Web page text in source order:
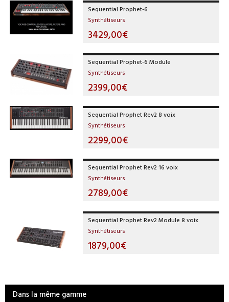
Sequential Prophet-6
Synthétiseurs
3429,00€
Sequential Prophet-6 Module
Synthétiseurs
2399,00€
Sequential Prophet Rev2 8 voix
Synthétiseurs
2299,00€
Sequential Prophet Rev2 16 voix
Synthétiseurs
2789,00€
Sequential Prophet Rev2 Module 8 voix
Synthétiseurs
1879,00€
Dans la même gamme